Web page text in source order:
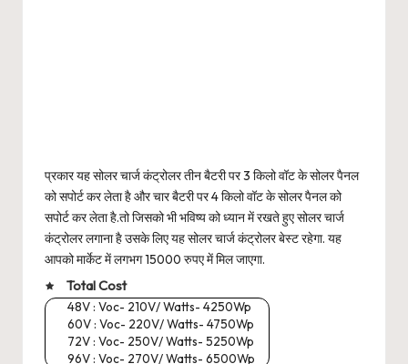
प्रकार यह सोलर चार्ज कंट्रोलर तीन बैटरी पर 3 किलो वॉट के सोलर पैनल
को सपोर्ट कर लेता है और चार बैटरी पर 4 किलो वॉट के सोलर पैनल को
सपोर्ट कर लेता है.तो जिसको भी भविष्य को ध्यान में रखते हुए सोलर चार्ज
कंट्रोलर लगाना है उसके लिए यह सोलर चार्ज कंट्रोलर बेस्ट रहेगा. यह
आपको मार्केट में लगभग 15000 रुपए में मिल जाएगा.
Total Cost
48V : Voc- 210V/ Watts- 4250Wp
60V : Voc- 220V/ Watts- 4750Wp
72V : Voc- 250V/ Watts- 5250Wp
96V : Voc- 270V/ Watts- 6500Wp